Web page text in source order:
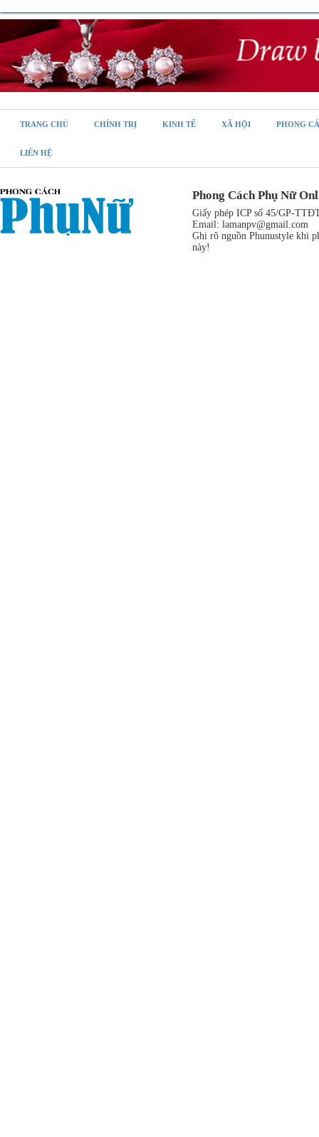
TRANG CHỦ CHÍNH TRỊ KINH TẾ XÃ HỘI PHONG
LIÊN HỆ
Phong Cách Phụ Nữ
Giấy phép ICP số 45/GP-
Email: lamanpv@gmail.com
Ghi rõ nguồn Phunustyle khi
này!